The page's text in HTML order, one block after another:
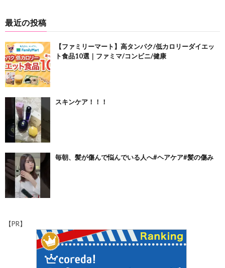
最近の投稿
【ファミリーマート】高タンパク/低カロリーダイエッ
ト食品10選｜ファミマ/コンビニ/健康
スキンケア！！！
毎朝、髪が傷んで悩んでいる人へ#ヘアケア#髪の傷み
【PR】